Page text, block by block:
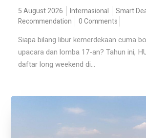
5 August 2026 Internasional Smart
Recommendation
0 Comments
Siapa bilang libur kemerdekaan cuma
upacara dan lomba 17-an? Tahun ini,
daftar long weekend di...